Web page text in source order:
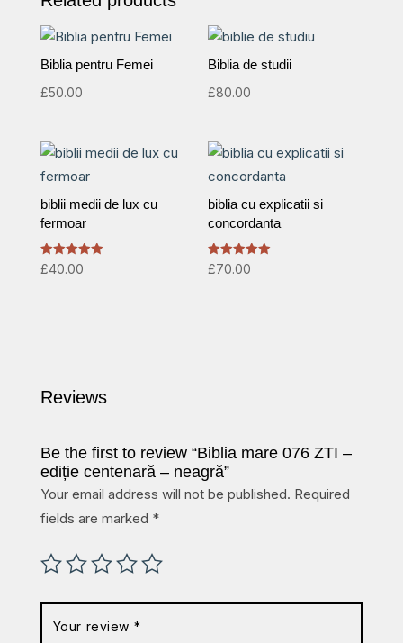
Biblia pentru Femei
£50.00
Biblia de studii
£80.00
biblii medii de lux cu
fermoar
Rated
5.00
£40.00
biblia cu explicatii si
concordanta
Rated
5.00
£70.00
Reviews
Be the first to review “Biblia mare 076 ZTI –
ediție centenară – neagră”
Your email address will not be published. Required
fields are marked *